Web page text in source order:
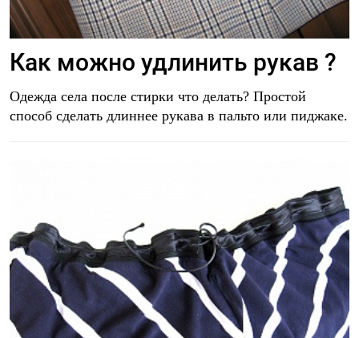
Как можно удлинить рукав ?
Одежда села после стирки что делать? Простой
способ сделать длиннее рукава в пальто или пиджаке.